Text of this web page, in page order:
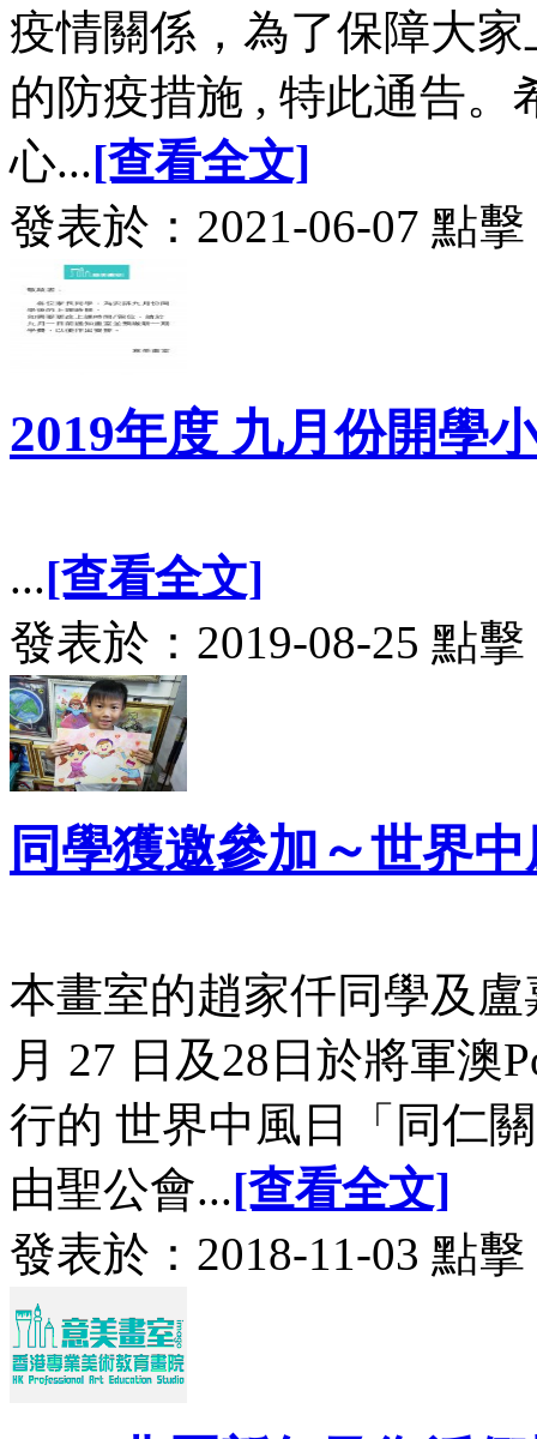
疫情關係，為了保障大
的防疫措施 , 特此通告。
心...[查看全文]
發表於：2021-06-07 點擊
2019年度 九月份開學
...[查看全文]
發表於：2019-08-25 點擊
同學獲邀參加～世界
本畫室的趙家仟同學及
月 27 日及28日於將軍澳
行的 世界中風日「同仁
由聖公會...[查看全文]
發表於：2018-11-03 點擊